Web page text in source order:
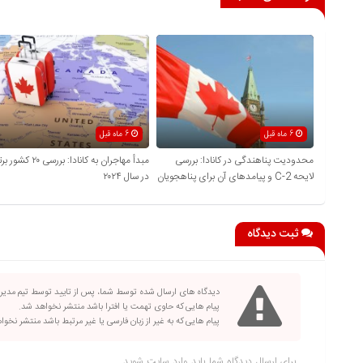
6 ماه قبل
محدودیت پناهندگی در کانادا: بررسی
لایحه C-2 و پیامدهای آن برای پناهجویان
6 ماه قبل
مبدأ مهاجران به کانادا: بررسی ۲۰
در سال ۲۰۲۴
ثبت دیدگاه
دیدگاه های ارسال شده توسط شما، پس از تایید توسط تیم
پیام هایی که حاوی تهمت یا افترا باشد منتشر نخواهد شد.
پیام هایی که به غیر از زبان فارسی یا غیر مرتبط باشد منتشر